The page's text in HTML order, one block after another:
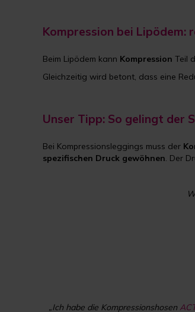
Kompression bei Lipödem:
Beim Lipödem kann Kompression Teil
Gleichzeitig wird betont, dass eine
Unser Tipp: So gelingt der
Bei Kompressionsleggings muss der
spezifischen Druck gewöhnen. Der
„Ich habe die Kompressionshosen